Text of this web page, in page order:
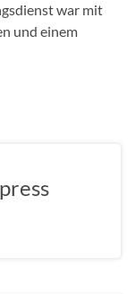
war mit
und einem